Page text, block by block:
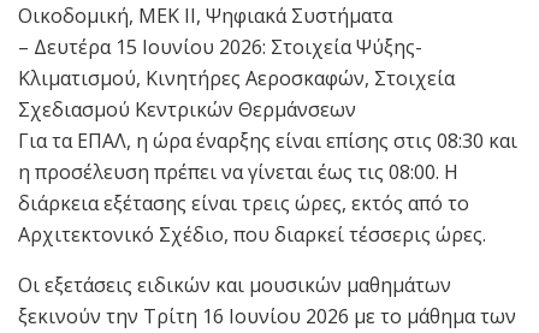
Οικοδομική, ΜΕΚ II, Ψηφιακά Συστήματα
– Δευτέρα 15 Ιουνίου 2026: Στοιχεία Ψύξης-
Κλιματισμού, Κινητήρες Αεροσκαφών, Στοιχεία
Σχεδιασμού Κεντρικών Θερμάνσεων
Για τα ΕΠΑΛ, η ώρα έναρξης είναι επίσης στις 08:30 και
η προσέλευση πρέπει να γίνεται έως τις 08:00. Η
διάρκεια εξέτασης είναι τρεις ώρες, εκτός από το
Αρχιτεκτονικό Σχέδιο, που διαρκεί τέσσερις ώρες.
Οι εξετάσεις ειδικών και μουσικών μαθημάτων
ξεκινούν την Τρίτη 16 Ιουνίου 2026 με το μάθημα των